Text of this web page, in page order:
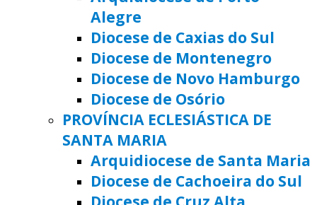
Alegre
Diocese de Caxias do Sul
Diocese de Montenegro
Diocese de Novo Hamburgo
Diocese de Osório
PROVÍNCIA ECLESIÁSTICA DE
SANTA MARIA
Arquidiocese de Santa Maria
Diocese de Cachoeira do Sul